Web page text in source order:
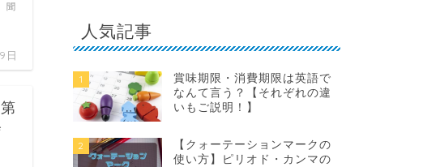
日
聞
人気記事
1
賞味期限・消費期限は英語で
なんて言う？【それぞれの違
いもご説明！】
2
【クォーテーションマークの
使い方】ピリオド・カンマの